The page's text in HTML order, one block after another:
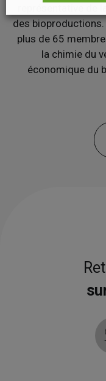
des bioproductions.
plus de 65
la chimie du
économique du